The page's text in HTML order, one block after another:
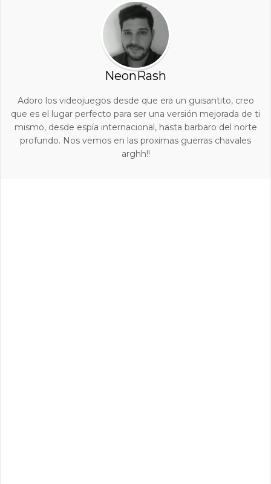
NeonRash
Adoro los videojuegos desde que era un guisantito, creo
que es el lugar perfecto para ser una versión mejorada de ti
mismo, desde espía internacional, hasta barbaro del norte
profundo. Nos vemos en las proximas guerras chavales
arghh!!